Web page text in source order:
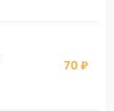
70 ₽